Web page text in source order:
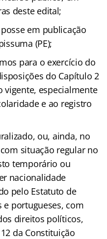
deste edital;
em publicação
(PE);
para o exercício do
do Capítulo 2
vigente, especialmente
e ao registro
ou, ainda, no
situação regular no
temporário ou
nacionalidade
pelo Estatuto de
e portugueses, com
direitos políticos,
da Constituição